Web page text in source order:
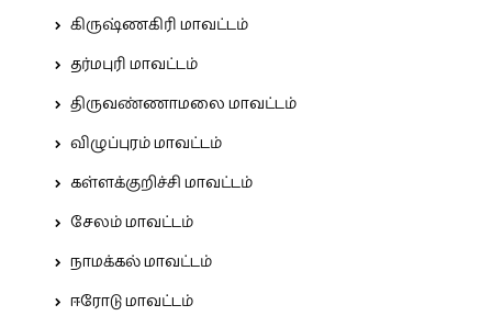
கிருஷ்ணகிரி மாவட்டம்
தர்மபுரி மாவட்டம்
திருவண்ணாமலை மாவட்டம்
விழுப்புரம் மாவட்டம்
கள்ளக்குறிச்சி மாவட்டம்
சேலம் மாவட்டம்
நாமக்கல் மாவட்டம்
ஈரோடு மாவட்டம்